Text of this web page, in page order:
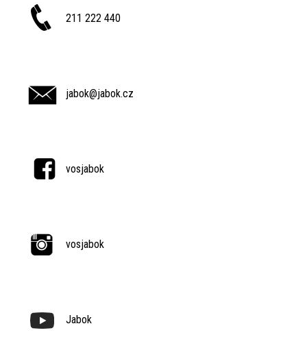
211 222 440
jabok@jabok.cz
vosjabok
vosjabok
Jabok